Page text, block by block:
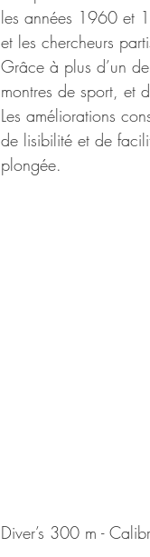
les années 1960 et
et les chercheurs
Grâce à plus d’un
montres de sport, et
Les améliorations
de lisibilité et de
plongée.
Diver’s 300 m -